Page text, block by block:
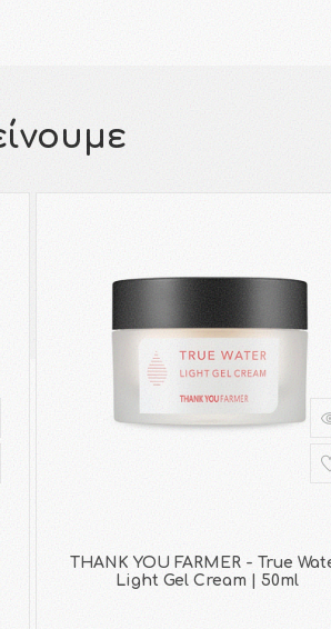
THANK YOU FARMER - True
Light Gel Cream | 50ml